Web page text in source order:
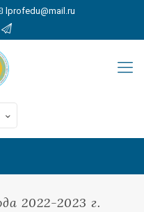
lprofedu@mail.ru
2022-2023 г.